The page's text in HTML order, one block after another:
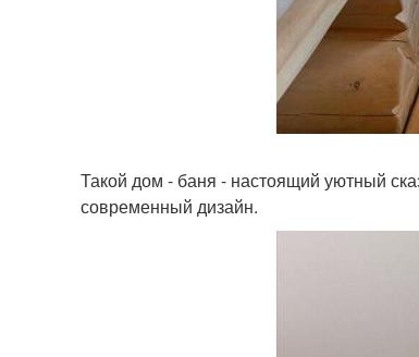
Такой дом - баня - настоящий уютный
современный дизайн.